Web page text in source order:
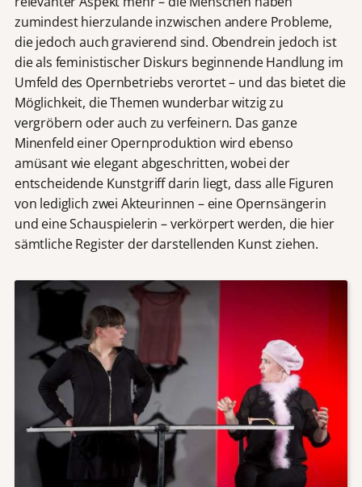
zumindest hierzulande inzwischen andere Probleme,
die jedoch auch gravierend sind. Obendrein jedoch ist
die als feministischer Diskurs beginnende Handlung im
Umfeld des Opernbetriebs verortet – und das bietet die
Möglichkeit, die Themen wunderbar witzig zu
vergröbern oder auch zu verfeinern. Das ganze
Minenfeld einer Opernproduktion wird ebenso
amüsant wie elegant abgeschritten, wobei der
entscheidende Kunstgriff darin liegt, dass alle Figuren
von lediglich zwei Akteurinnen – eine Opernsängerin
und eine Schauspielerin – verkörpert werden, die hier
sämtliche Register der darstellenden Kunst ziehen.